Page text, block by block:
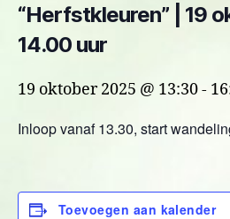
“Herfstkleuren” | 19
14.00 uur
19 oktober 2025 @ 13:30-
Inloop vanaf 13.30, start
Toevoegen aan kalender